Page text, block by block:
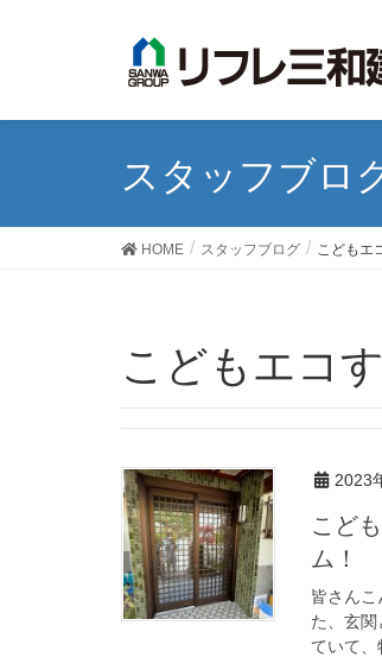
スタッフブロ
HOME スタッフブログ こどもエ
こどもエコ
2023
こど
ム！
皆さん
た、玄
ていて